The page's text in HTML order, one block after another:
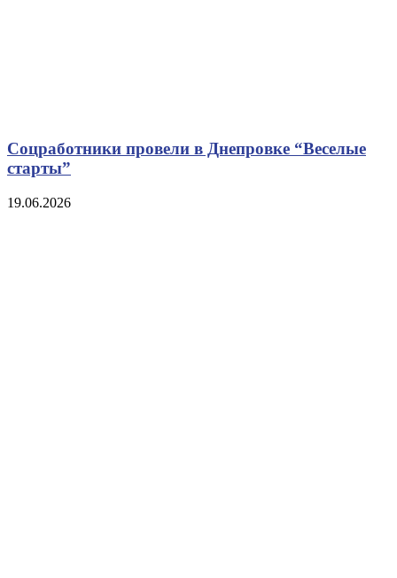
Соцработники провели в Днепровке “Веселые
старты”
19.06.2026